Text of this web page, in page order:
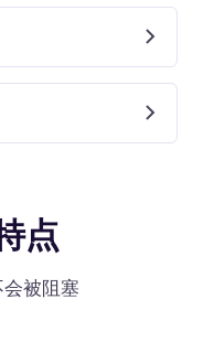
点
被阻塞